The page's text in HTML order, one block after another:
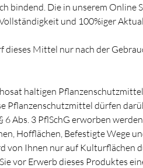
bindend. Die in unserem Online
und 100%iger
dieses Mittel nur nach der
haltigen
Pflanzenschutzmittel dürfen
Abs. 3 PflSchG erworben
Hofflächen, Befestigte Wege
von Ihnen nur auf Kulturflächen
vor Erwerb dieses Produktes